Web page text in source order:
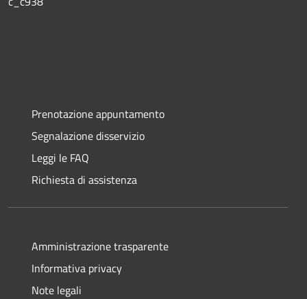
Prenotazione appuntamento
Segnalazione disservizio
Leggi le FAQ
Richiesta di assistenza
Amministrazione trasparente
Informativa privacy
Note legali